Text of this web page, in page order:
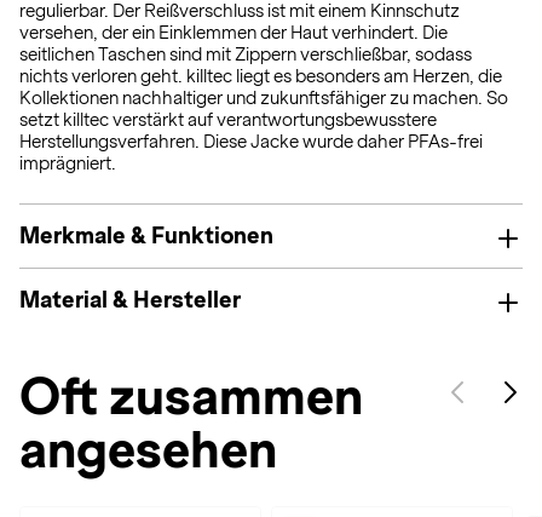
regulierbar. Der Reißverschluss ist mit einem Kinnschutz
versehen, der ein Einklemmen der Haut verhindert. Die
seitlichen Taschen sind mit Zippern verschließbar, sodass
nichts verloren geht. killtec liegt es besonders am Herzen, die
Kollektionen nachhaltiger und zukunftsfähiger zu machen. So
setzt killtec verstärkt auf verantwortungsbewusstere
Herstellungsverfahren. Diese Jacke wurde daher PFAs-frei
imprägniert.
Merkmale & Funktionen
Material & Hersteller
Oft zusammen
angesehen